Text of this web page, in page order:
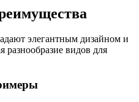
элегантным дизайном и
разнообразие видов для